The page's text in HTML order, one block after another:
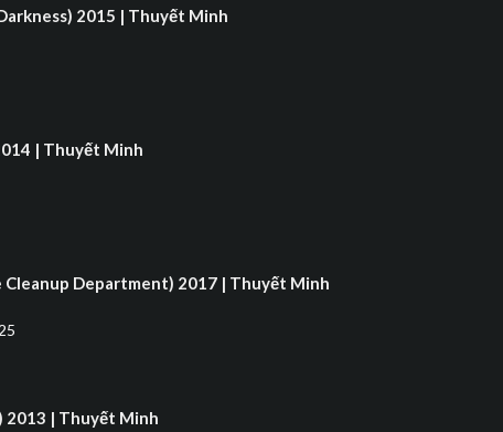
2015 | Thuyết Minh
| Thuyết Minh
Department) 2017 | Thuyết Minh
2013 | Thuyết Minh